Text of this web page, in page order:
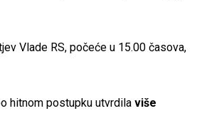
Vlade RS, počeće u 15.00 časova,
hitnom postupku utvrdila više